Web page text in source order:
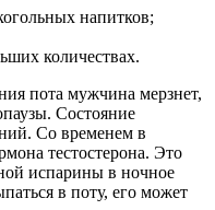
напитков;
количествах.
пота мужчина мерзнет,
Состояние
Со временем в
тестостерона. Это
испарины в ночное
в поту, его может